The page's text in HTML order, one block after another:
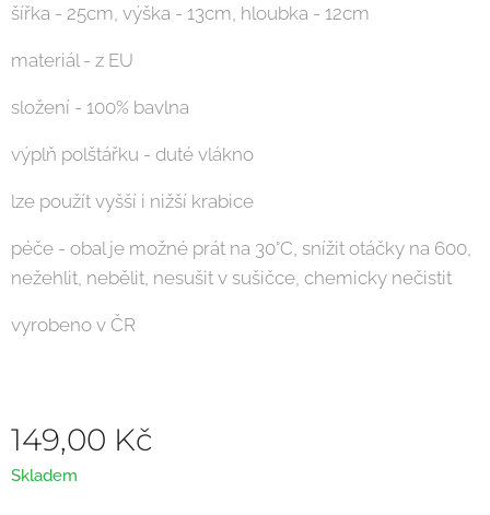
šířka - 25cm, výška - 13cm, hloubka - 12cm
materiál - z EU
složení - 100% bavlna
výplň polštářku - duté vlákno
lze použít vyšší i nižší krabice
péče - obal je možné prát na 30°C, snížit otáčky na 600,
nežehlit, nebělit, nesušit v sušičce, chemicky nečistit
vyrobeno v ČR
149,00 Kč
Skladem